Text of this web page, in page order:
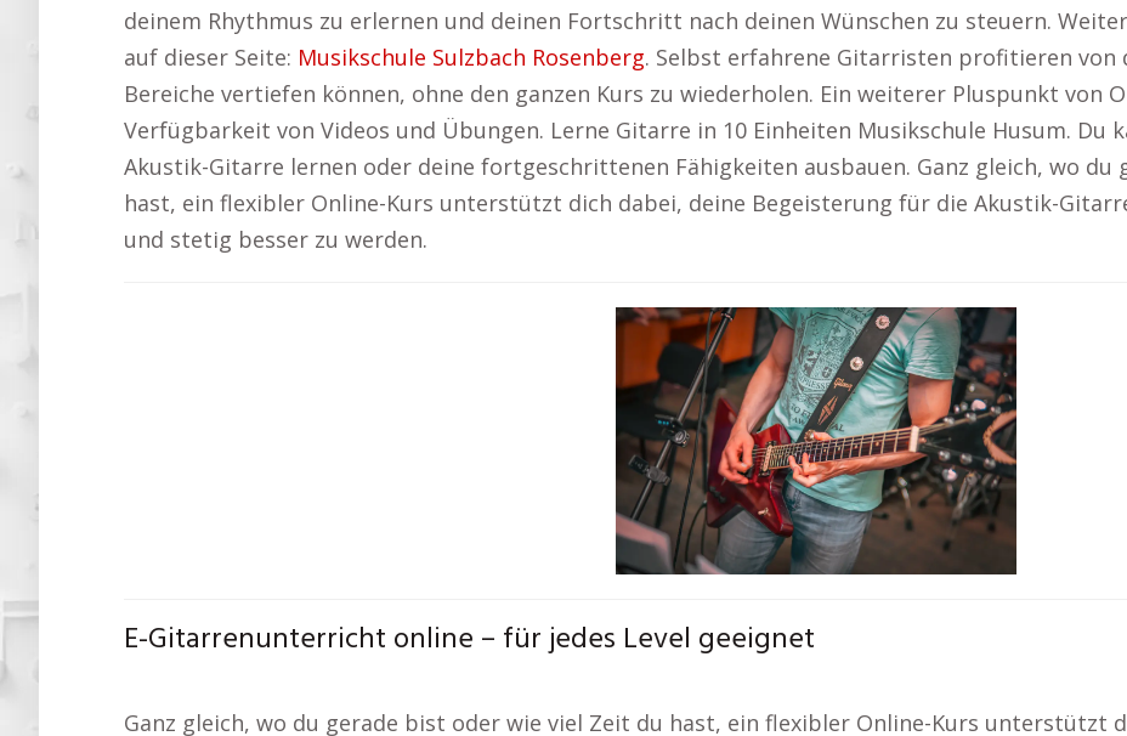
deinem Rhythmus zu erlernen und deinen Fortschritt nach deinen Wünschen zu steuern.
auf dieser Seite: Musikschule Sulzbach Rosenberg. Selbst erfahrene Gitarristen profitieren
Bereiche vertiefen können, ohne den ganzen Kurs zu wiederholen. Ein weiterer Pluspunkt von
Verfügbarkeit von Videos und Übungen. Lerne Gitarre in 10 Einheiten Musikschule Husum. Du
Akustik-Gitarre lernen oder deine fortgeschrittenen Fähigkeiten ausbauen. Ganz gleich, wo du
hast, ein flexibler Online-Kurs unterstützt dich dabei, deine Begeisterung für die Akustik-
und stetig besser zu werden.
E-Gitarrenunterricht online – für jedes Level geeignet
Ganz gleich, wo du gerade bist oder wie viel Zeit du hast, ein flexibler Online-Kurs unterstützt